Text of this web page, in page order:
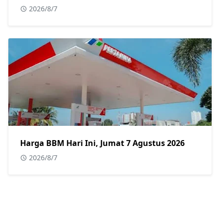
2026/8/7
Harga BBM Hari Ini, Jumat 7 Agustus 2026
2026/8/7